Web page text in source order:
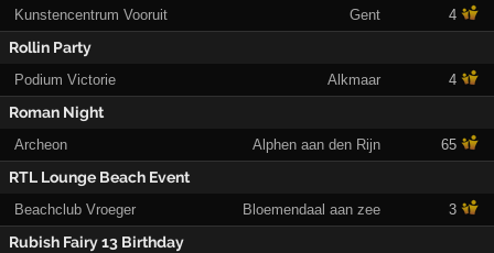
Kunstencentrum Vooruit Gent 4
Rollin Party
Podium Victorie Alkmaar 4
Roman Night
Archeon Alphen aan den Rijn 65
RTL Lounge Beach Event
Beachclub Vroeger Bloemendaal aan zee 3
Rubish Fairy 13 Birthday